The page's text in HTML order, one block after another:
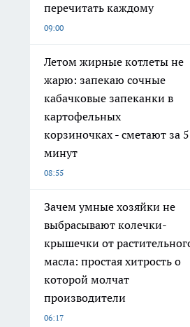
перечитать каждому
09:00
Летом жирные котлеты не
жарю: запекаю сочные
кабачковые запеканки в
картофельных
корзиночках - сметают за 5
минут
08:55
Зачем умные хозяйки не
выбрасывают колечки-
крышечки от
масла: простая хитрость о
которой молчат
производители
06:17